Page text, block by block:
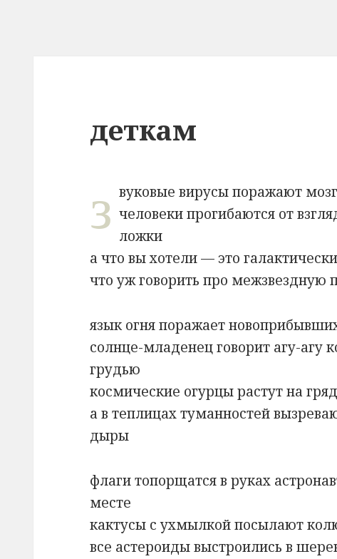
деткам
з вуковые вирусы поражают
человеки прогибаются от
ложки
а что вы хотели — это
что уж говорить про межзвездную
язык огня поражает
солнце-младенец говорит агу-агу
грудью
космические огурцы растут на
а в теплицах туманностей
дыры
флаги топорщатся в руках
месте
кактусы с ухмылкой посылают
все астероиды выстроились в